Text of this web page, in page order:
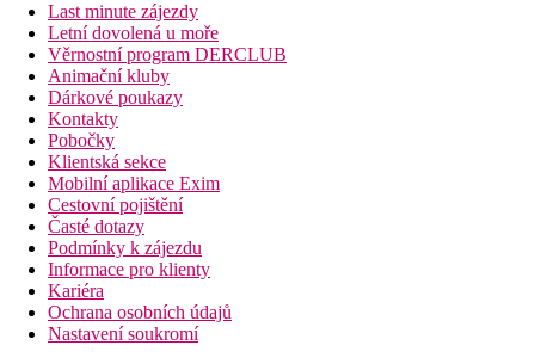
Last minute zájezdy
Letní dovolená u moře
Věrnostní program DERCLUB
Animační kluby
Dárkové poukazy
Kontakty
Pobočky
Klientská sekce
Mobilní aplikace Exim
Cestovní pojištění
Časté dotazy
Podmínky k zájezdu
Informace pro klienty
Kariéra
Ochrana osobních údajů
Nastavení soukromí